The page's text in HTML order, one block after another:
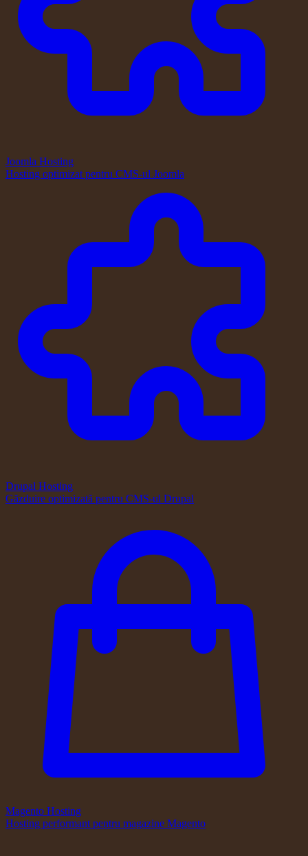
Joomla Hosting
Hosting optimizat pentru CMS-ul Joomla
Drupal Hosting
Găzduire optimizată pentru CMS-ul Drupal
Magento Hosting
Hosting performant pentru magazine Magento